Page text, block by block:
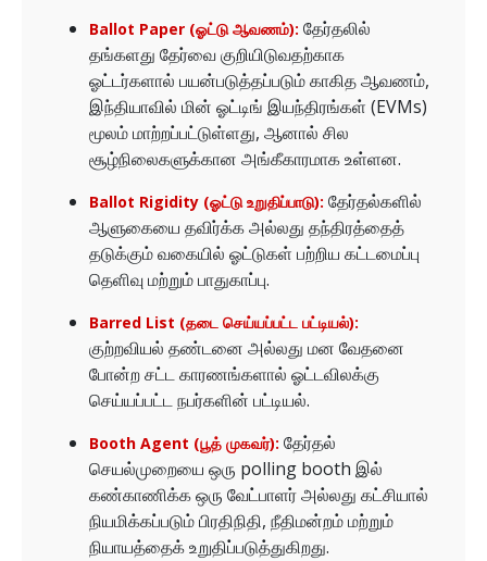
Ballot Paper (ஓட்டு ஆவணம்): தேர்தலில்
தங்களது தேர்வை குறியிடுவதற்காக
ஓட்டர்களால் பயன்படுத்தப்படும் காகித ஆவணம்,
இந்தியாவில் மின் ஓட்டிங் இயந்திரங்கள் (EVMs)
மூலம் மாற்றப்பட்டுள்ளது, ஆனால் சில
சூழ்நிலைகளுக்கான அங்கீகாரமாக உள்ளன.
Ballot Rigidity (ஓட்டு உறுதிப்பாடு): தேர்தல்களில்
ஆளுகையை தவிர்க்க அல்லது தந்திரத்தைத்
தடுக்கும் வகையில் ஓட்டுகள் பற்றிய கட்டமைப்பு
தெளிவு மற்றும் பாதுகாப்பு.
Barred List (தடை செய்யப்பட்ட பட்டியல்):
குற்றவியல் தண்டனை அல்லது மன வேதனை
போன்ற சட்ட காரணங்களால் ஓட்டவிலக்கு
செய்யப்பட்ட நபர்களின் பட்டியல்.
Booth Agent (பூத் முகவர்): தேர்தல்
செயல்முறையை ஒரு polling booth இல்
கண்காணிக்க ஒரு வேட்பாளர் அல்லது கட்சியால்
நியமிக்கப்படும் பிரதிநிதி, நீதிமன்றம் மற்றும்
நியாயத்தைக் உறுதிப்படுத்துகிறது.